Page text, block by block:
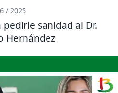
/ 2025
sanidad al Dr.
Hernández